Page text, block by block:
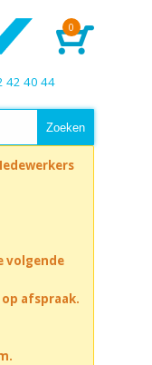
0
42 40 44
volgende
afspraak.